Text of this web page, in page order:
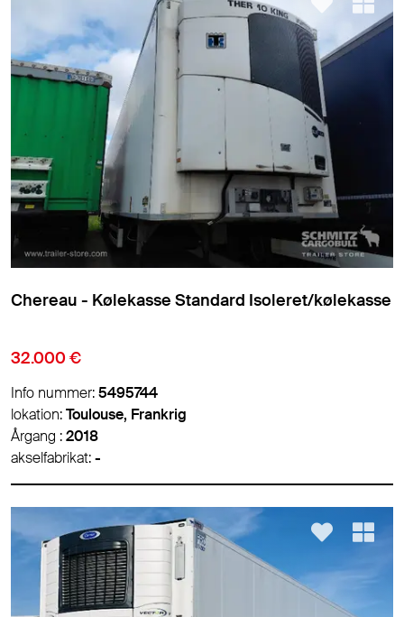
Chereau - Kølekasse Standard Isoleret/kølekasse
32.000 €
Info nummer:5495744
lokation:Toulouse, Frankrig
Årgang :2018
akselfabrikat:-